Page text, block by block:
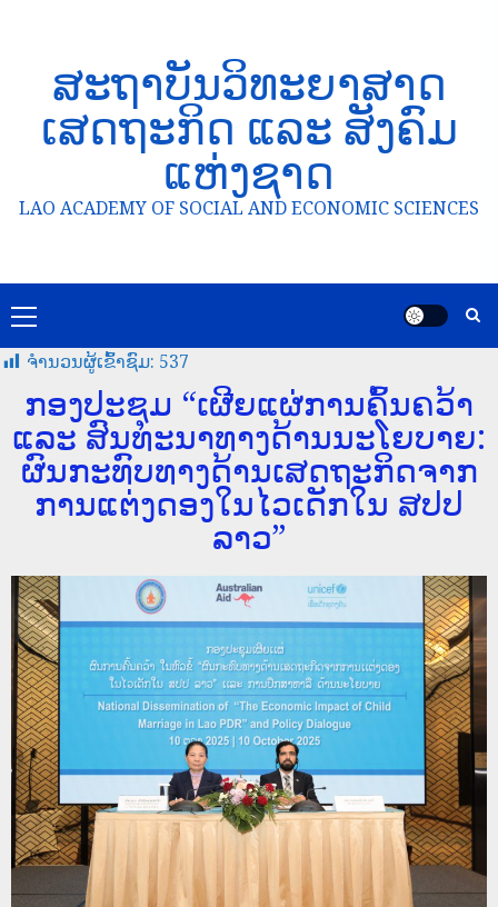
ສະຖາບັນວິທະຍາສາດ
ເສດຖະກິດ ແລະ ສັງຄົມ
ແຫ່ງຊາດ
LAO ACADEMY OF SOCIAL AND ECONOMIC SCIENCES
ຈໍານວນຜູ້ເຂົ້າຊົມ: 537
ກອງປະຊຸມ “ເຜີຍແຜ່ການຄົ້ນຄວ້າ
ແລະ ສົນທະນາທາງດ້ານນະໂຍບາຍ:
ຜົນກະທົບທາງດ້ານເສດຖະກິດຈາກ
ການແຕ່ງດອງໃນໄວເດັກໃນ ສປປ
ລາວ”